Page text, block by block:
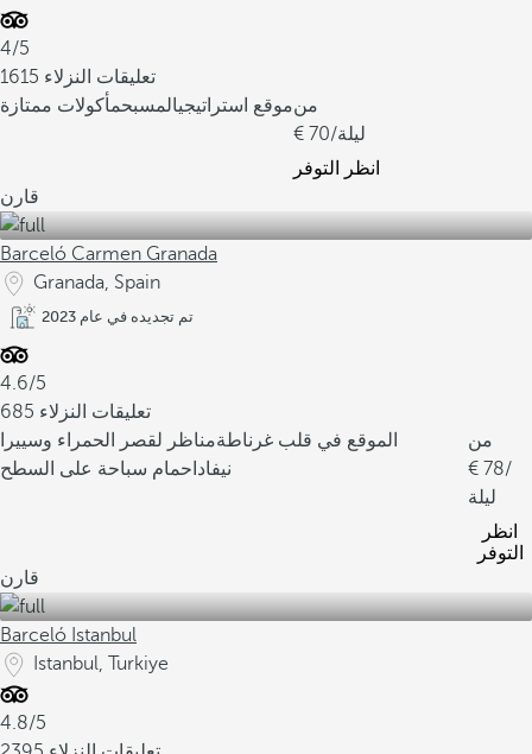
4/5
1615 تعليقات النزلاء
موقع استراتيجيالمسبحمأكولات ممتازة
من
70 /ليلة
انظر التوفر
قارن
Barceló Carmen Granada
Granada, Spain
تم تجديده في عام 2023
4.6/5
685 تعليقات النزلاء
الموقع في قلب غرناطةمناظر لقصر الحمراء وسييرا
نيفادا حمام سباحة على السطح
من
78/
ليلة
انظر
التوفر
قارن
Barceló Istanbul
Istanbul, Turkiye
4.8/5